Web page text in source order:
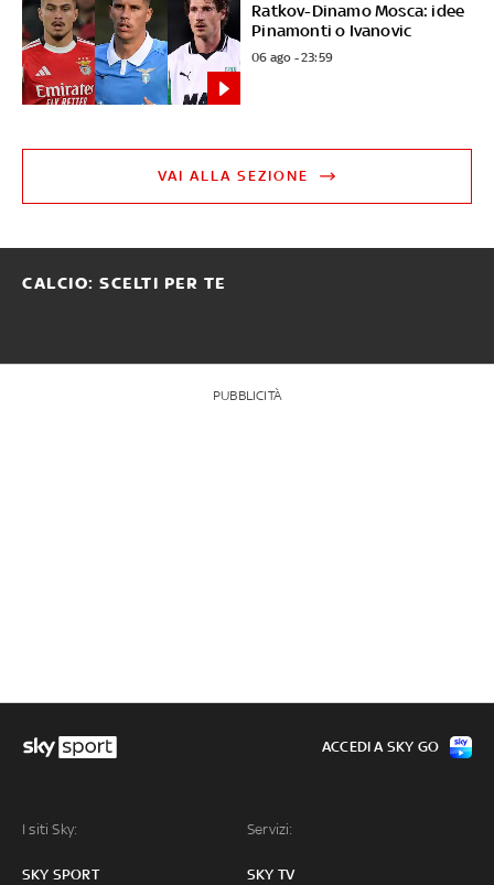
Ratkov-Dinamo Mosca: idee
Pinamonti o Ivanovic
06 ago - 23:59
VAI ALLA SEZIONE
CALCIO: SCELTI PER TE
PUBBLICITÀ
I siti Sky:
SKY SPORT
Servizi:
SKY TV
ACCEDI A SKY GO